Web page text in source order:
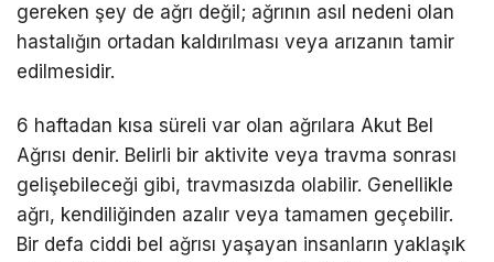
gereken şey de ağrı değil; ağrının asıl nedeni olan
hastalığın ortadan kaldırılması veya arızanın tamir
edilmesidir.
6 haftadan kısa süreli var olan ağrılara Akut Bel
Ağrısı denir. Belirli bir aktivite veya travma sonrası
gelişebileceği gibi, travmasızda olabilir. Genellikle
ağrı, kendiliğinden azalır veya tamamen geçebilir.
Bir defa ciddi bel ağrısı yaşayan insanların yaklaşık